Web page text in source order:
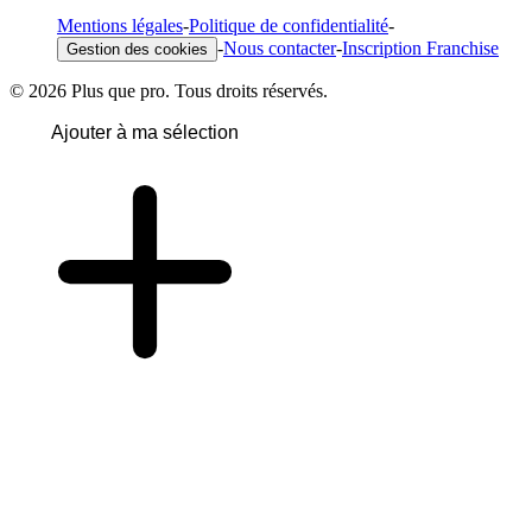
Mentions légales-Politique de confidentialité-
Gestion des cookies -Nous contacter-Inscription Franchise
© 2026 Plus que pro. Tous droits réservés.
Ajouter à ma sélection